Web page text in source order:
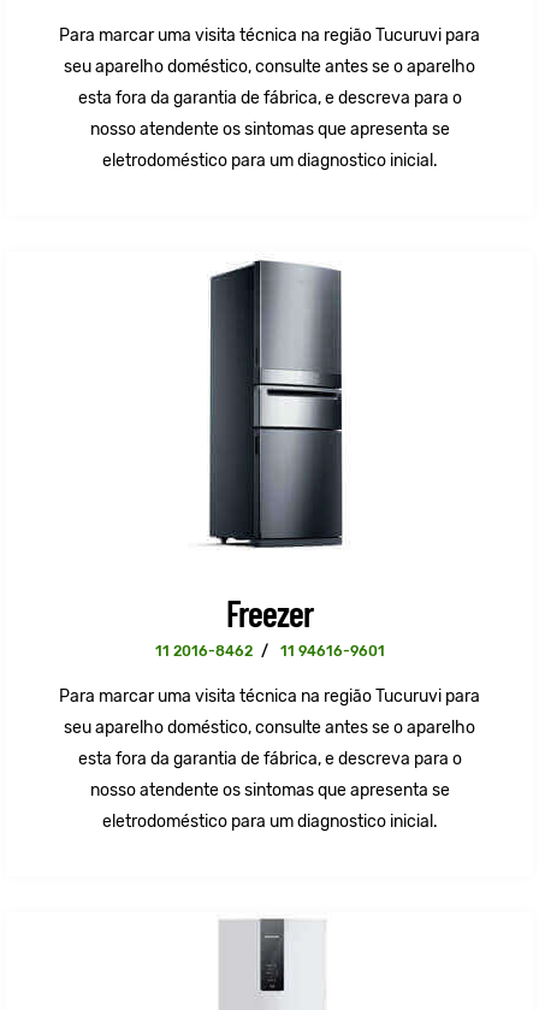
Para marcar uma visita técnica na região Tucuruvi para
seu aparelho doméstico, consulte antes se o aparelho
esta fora da garantia de fábrica, e descreva para o
nosso atendente os sintomas que apresenta se
eletrodoméstico para um diagnostico inicial.
Freezer
11 2016-8462 / 11 94616-9601
Para marcar uma visita técnica na região Tucuruvi para
seu aparelho doméstico, consulte antes se o aparelho
esta fora da garantia de fábrica, e descreva para o
nosso atendente os sintomas que apresenta se
eletrodoméstico para um diagnostico inicial.